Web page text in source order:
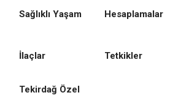
Sağlıklı Yaşam Hesaplamalar
İlaçlar Tetkikler
Tekirdağ Özel